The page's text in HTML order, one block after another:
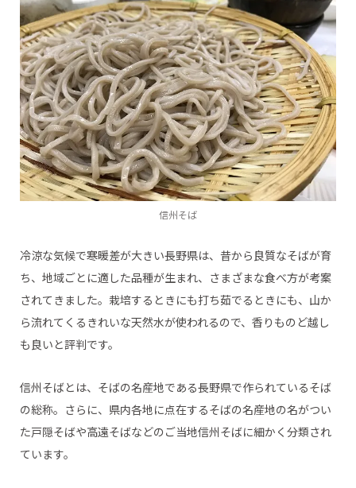
信州そば
冷涼な気候で寒暖差が大きい長野県は、昔から良質なそばが育
ち、地域ごとに適した品種が生まれ、さまざまな食べ方が考案
されてきました。栽培するときにも打ち茹でるときにも、山か
ら流れてくるきれいな天然水が使われるので、香りものど越し
も良いと評判です。
信州そばとは、そばの名産地である長野県で作られているそば
の総称。さらに、県内各地に点在するそばの名産地の名がつい
た戸隠そばや高遠そばなどのご当地信州そばに細かく分類され
ています。